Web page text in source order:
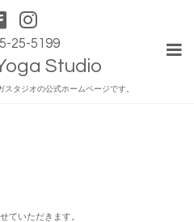
25-5199
Studio
タジオの公式ホームページです。
ていただきます。